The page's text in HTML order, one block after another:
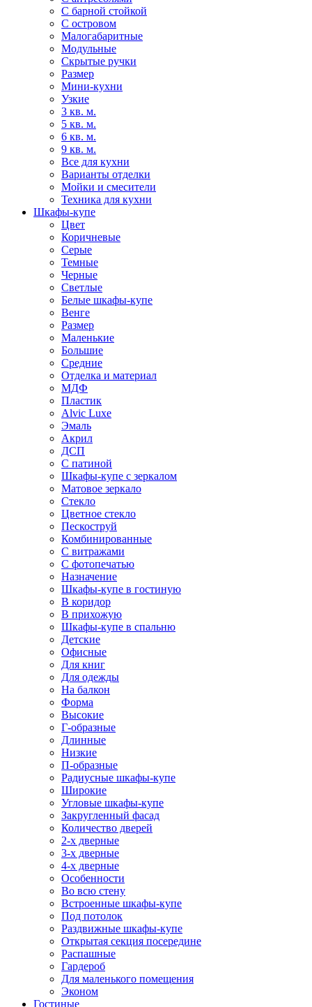
С барной стойкой
С островом
Малогабаритные
Модульные
Скрытые ручки
Размер
Мини-кухни
Узкие
3 кв. м.
5 кв. м.
6 кв. м.
9 кв. м.
Все для кухни
Варианты отделки
Мойки и смесители
Техника для кухни
Шкафы-купе
Цвет
Коричневые
Серые
Темные
Черные
Светлые
Белые шкафы-купе
Венге
Размер
Маленькие
Большие
Средние
Отделка и материал
МДФ
Пластик
Alvic Luxe
Эмаль
Акрил
ДСП
С патиной
Шкафы-купе с зеркалом
Матовое зеркало
Стекло
Цветное стекло
Пескоструй
Комбинированные
С витражами
С фотопечатью
Назначение
Шкафы-купе в гостиную
В коридор
В прихожую
Шкафы-купе в спальню
Детские
Офисные
Для книг
Для одежды
На балкон
Форма
Высокие
Г-образные
Длинные
Низкие
П-образные
Радиусные шкафы-купе
Широкие
Угловые шкафы-купе
Закругленный фасад
Количество дверей
2-х дверные
3-х дверные
4-х дверные
Особенности
Во всю стену
Встроенные шкафы-купе
Под потолок
Раздвижные шкафы-купе
Открытая секция посередине
Распашные
Гардероб
Для маленького помещения
Эконом
Гостиные